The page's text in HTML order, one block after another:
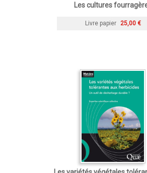
Les cultures
Livre papier 25,00 €